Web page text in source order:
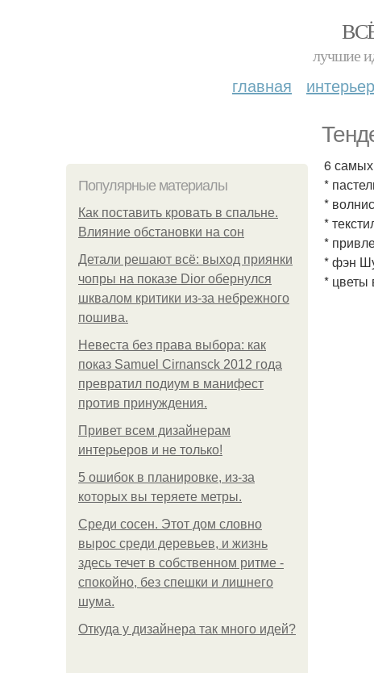
лучшие
главная
Популярные материалы
Как поставить кровать в спальне.
Влияние обстановки на сон
Детали решают всё: выход приянки
чопры на показе Dior обернулся
шквалом критики из-за небрежного
пошива.
Невеста без права выбора: как
показ Samuel Cirnansck 2012 года
превратил подиум в манифест
против принуждения.
Привет всем дизайнерам
интерьеров и не только!
5 ошибок в планировке, из-за
которых вы теряете метры.
Среди сосен. Этот дом словно
вырос среди деревьев, и жизнь
здесь течет в собственном ритме -
спокойно, без спешки и лишнего
шума.
Откуда у дизайнера так много идей?
6 самых
*
*
*
*
* фэн
* цветы